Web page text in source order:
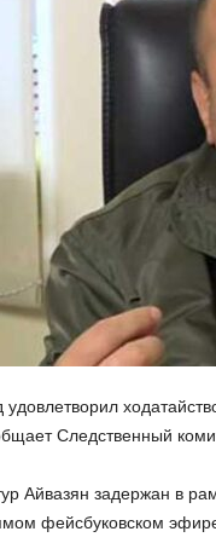
удовлетворил
Следственный
Айвазян задержан в
фейсбуковском эфире